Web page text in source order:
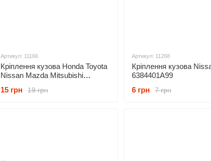
Артикул: 11166
Кріплення кузова Honda Toyota
Nissan Mazda Mitsubishi
NA0156145
19 грн
15 грн
Артикул: 11268
Кріплення кузова
6384401A99
7 грн
6 грн